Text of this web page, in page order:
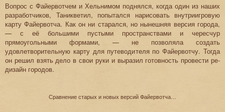
Вопрос с Файервотчем и Хельнимом поднялся, когда один из наших
разработчиков, Таникветил, попытался нарисовать внутриигровую
карту Файервотча. Как он ни старался, но нынешняя версия города,
— с её большими пустыми пространствами и чересчур
прямоугольными формами, — не позволяла создать
удовлетворительную карту для путеводителя по Файервотчу. Тогда
он решил взять дело в свои руки и выразил готовность провести ре-
дизайн городов.
Сравнение старых и новых версий Файервотча…